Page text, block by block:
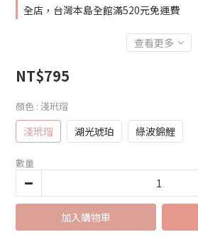
全店，台灣本島全館滿520元免運費
查看更多
NT$795
顏色 : 淺玳瑁
淺玳瑁 湖光琥珀 綠波錦鯉
數量
加入購物車